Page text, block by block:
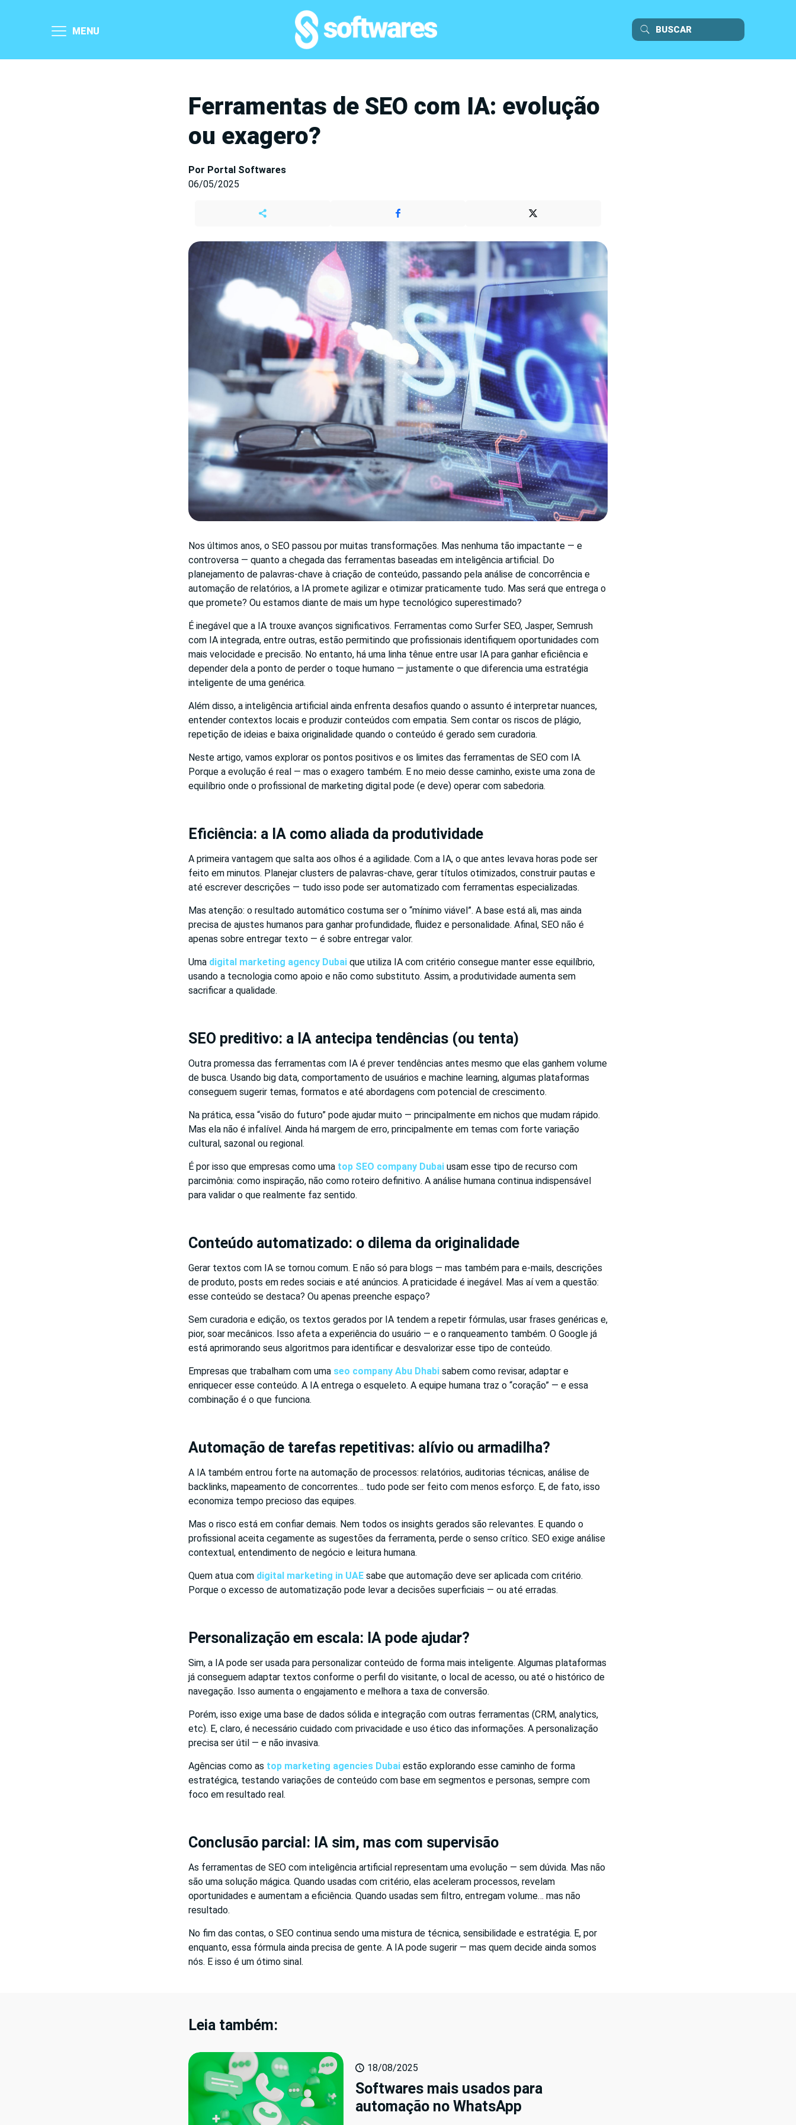
MENU
Ferramentas de SEO com IA: evolução
ou exagero?
Por Portal Softwares
06/05/2025
Nos últimos anos, o SEO passou por muitas transformações. Mas nenhuma tão impactante — e
controversa — quanto a chegada das ferramentas baseadas em inteligência artificial. Do
planejamento de palavras-chave à criação de conteúdo, passando pela análise de concorrência e
automação de relatórios, a IA promete agilizar e otimizar praticamente tudo. Mas será que entrega o
que promete? Ou estamos diante de mais um hype tecnológico superestimado?
É inegável que a IA trouxe avanços significativos. Ferramentas como Surfer SEO, Jasper, Semrush
com IA integrada, entre outras, estão permitindo que profissionais identifiquem oportunidades com
mais velocidade e precisão. No entanto, há uma linha tênue entre usar IA para ganhar eficiência e
depender dela a ponto de perder o toque humano — justamente o que diferencia uma estratégia
inteligente de uma genérica.
Além disso, a inteligência artificial ainda enfrenta desafios quando o assunto é interpretar nuances,
entender contextos locais e produzir conteúdos com empatia. Sem contar os riscos de plágio,
repetição de ideias e baixa originalidade quando o conteúdo é gerado sem curadoria.
Neste artigo, vamos explorar os pontos positivos e os limites das ferramentas de SEO com IA.
Porque a evolução é real — mas o exagero também. E no meio desse caminho, existe uma zona de
equilíbrio onde o profissional de marketing digital pode (e deve) operar com sabedoria.
Eficiência: a IA como aliada da produtividade
A primeira vantagem que salta aos olhos é a agilidade. Com a IA, o que antes levava horas pode ser
feito em minutos. Planejar clusters de palavras-chave, gerar títulos otimizados, construir pautas e
até escrever descrições — tudo isso pode ser automatizado com ferramentas especializadas.
Mas atenção: o resultado automático costuma ser o “mínimo viável”. A base está ali, mas ainda
precisa de ajustes humanos para ganhar profundidade, fluidez e personalidade. Afinal, SEO não é
apenas sobre entregar texto — é sobre entregar valor.
Uma digital marketing agency Dubai que utiliza IA com critério consegue manter esse equilíbrio,
usando a tecnologia como apoio e não como substituto. Assim, a produtividade aumenta sem
sacrificar a qualidade.
SEO preditivo: a IA antecipa tendências (ou tenta)
Outra promessa das ferramentas com IA é prever tendências antes mesmo que elas ganhem volume
de busca. Usando big data, comportamento de usuários e machine learning, algumas plataformas
conseguem sugerir temas, formatos e até abordagens com potencial de crescimento.
Na prática, essa “visão do futuro” pode ajudar muito — principalmente em nichos que mudam rápido.
Mas ela não é infalível. Ainda há margem de erro, principalmente em temas com forte variação
cultural, sazonal ou regional.
É por isso que empresas como uma top SEO company Dubai usam esse tipo de recurso com
parcimônia: como inspiração, não como roteiro definitivo. A análise humana continua indispensável
para validar o que realmente faz sentido.
Conteúdo automatizado: o dilema da originalidade
Gerar textos com IA se tornou comum. E não só para blogs — mas também para e-mails, descrições
de produto, posts em redes sociais e até anúncios. A praticidade é inegável. Mas aí vem a questão:
esse conteúdo se destaca? Ou apenas preenche espaço?
Sem curadoria e edição, os textos gerados por IA tendem a repetir fórmulas, usar frases genéricas e,
pior, soar mecânicos. Isso afeta a experiência do usuário — e o ranqueamento também. O Google já
está aprimorando seus algoritmos para identificar e desvalorizar esse tipo de conteúdo.
Empresas que trabalham com uma seo company Abu Dhabi sabem como revisar, adaptar e
enriquecer esse conteúdo. A IA entrega o esqueleto. A equipe humana traz o “coração” — e essa
combinação é o que funciona.
Automação de tarefas repetitivas: alívio ou armadilha?
A IA também entrou forte na automação de processos: relatórios, auditorias técnicas, análise de
backlinks, mapeamento de concorrentes… tudo pode ser feito com menos esforço. E, de fato, isso
economiza tempo precioso das equipes.
Mas o risco está em confiar demais. Nem todos os insights gerados são relevantes. E quando o
profissional aceita cegamente as sugestões da ferramenta, perde o senso crítico. SEO exige análise
contextual, entendimento de negócio e leitura humana.
Quem atua com digital marketing in UAE sabe que automação deve ser aplicada com critério.
Porque o excesso de automatização pode levar a decisões superficiais — ou até erradas.
Personalização em escala: IA pode ajudar?
Sim, a IA pode ser usada para personalizar conteúdo de forma mais inteligente. Algumas plataformas
já conseguem adaptar textos conforme o perfil do visitante, o local de acesso, ou até o histórico de
navegação. Isso aumenta o engajamento e melhora a taxa de conversão.
Porém, isso exige uma base de dados sólida e integração com outras ferramentas (CRM, analytics,
etc). E, claro, é necessário cuidado com privacidade e uso ético das informações. A personalização
precisa ser útil — e não invasiva.
Agências como as top marketing agencies Dubai estão explorando esse caminho de forma
estratégica, testando variações de conteúdo com base em segmentos e personas, sempre com
foco em resultado real.
Conclusão parcial: IA sim, mas com supervisão
As ferramentas de SEO com inteligência artificial representam uma evolução — sem dúvida. Mas não
são uma solução mágica. Quando usadas com critério, elas aceleram processos, revelam
oportunidades e aumentam a eficiência. Quando usadas sem filtro, entregam volume… mas não
resultado.
No fim das contas, o SEO continua sendo uma mistura de técnica, sensibilidade e estratégia. E, por
enquanto, essa fórmula ainda precisa de gente. A IA pode sugerir — mas quem decide ainda somos
nós. E isso é um ótimo sinal.
Leia também:
18/08/2025
Softwares mais usados para
automação no WhatsApp